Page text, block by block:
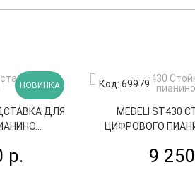
НОВИНКА
ДЛЯ
р.
Код: 69979
MEDELI ST430
ЦИФРОВОГО
9